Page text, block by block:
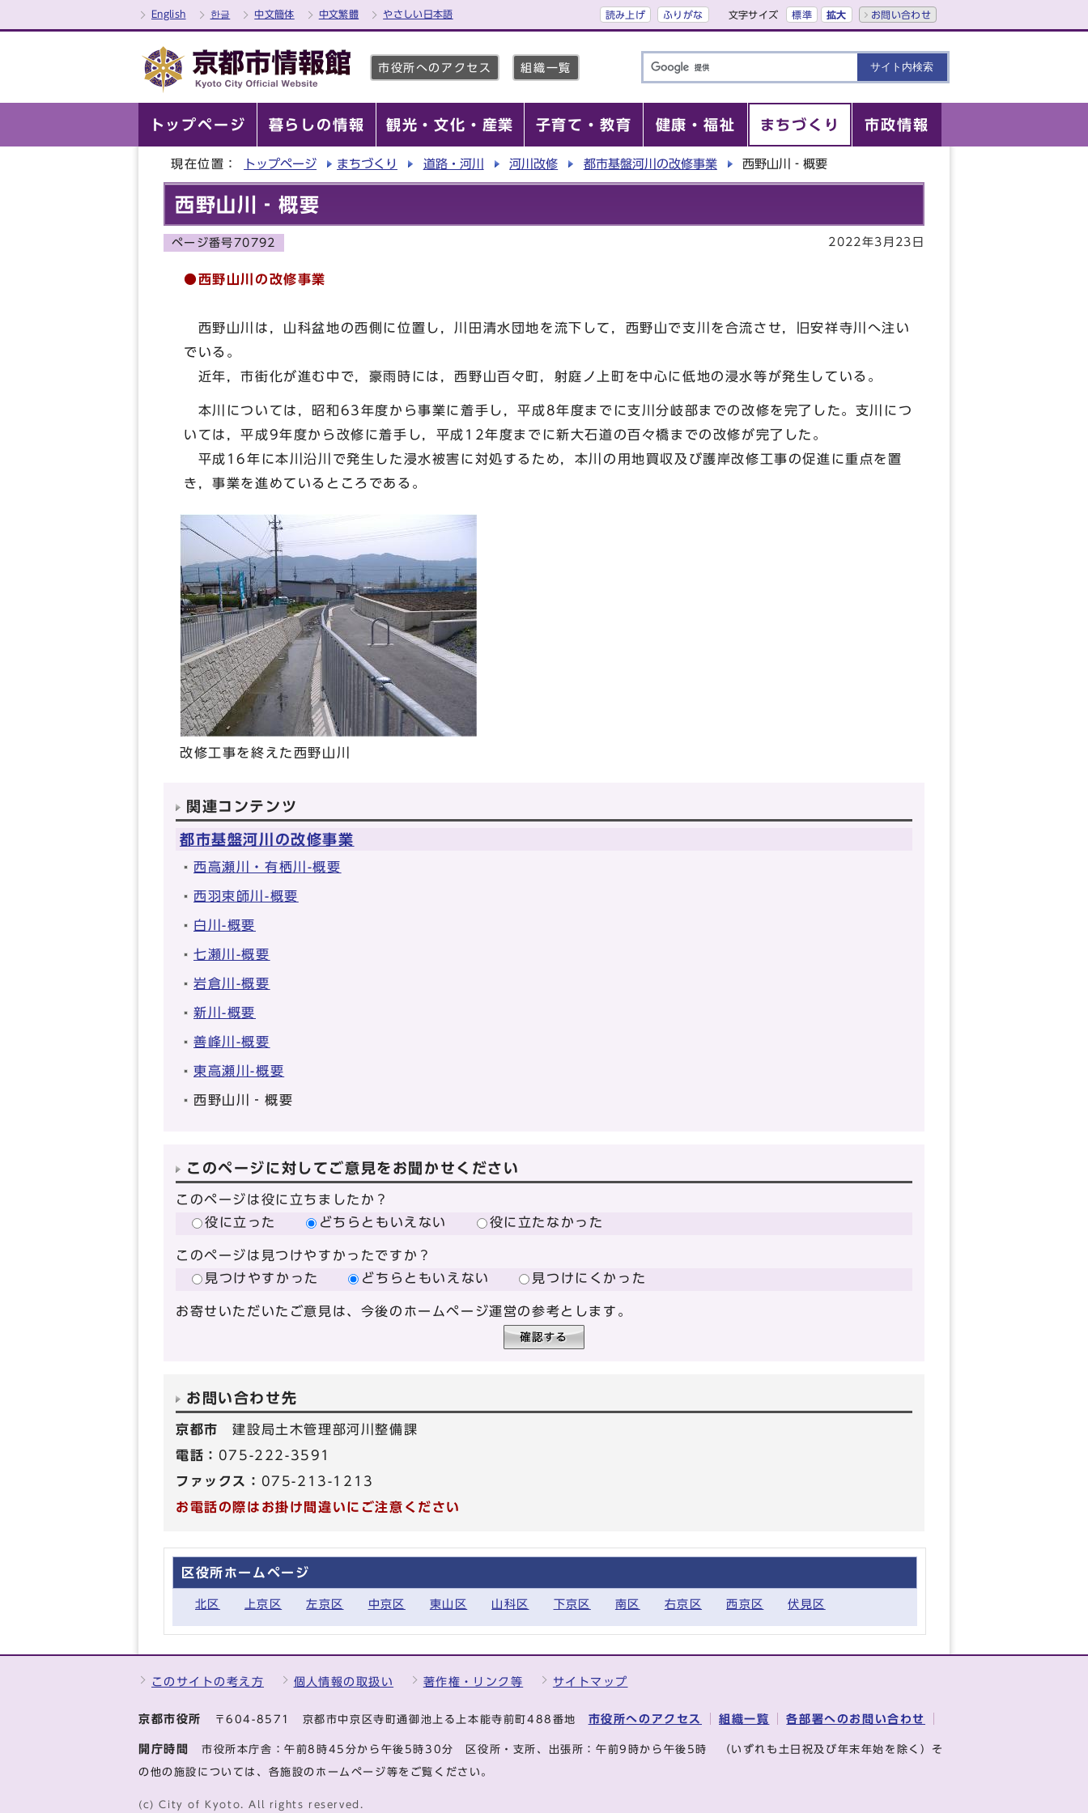
English 한글 中文簡体 中文繁體 やさしい日本語 読み上げ ふりがな 文字サイズ 標準 拡大 お問い合わせ
市役所へのアクセス 組織一覧
トップページ 暮らしの情報 観光・文化・産業 子育て・教育 健康・福祉 まちづくり 市政情報
現在位置： トップページ まちづくり 道路・河川 河川改修 都市基盤河川の改修事業 西野山川‐概要
西野山川‐概要
ページ番号70792 2022年3月23日
●西野山川の改修事業
西野山川は，山科盆地の西側に位置し，川田清水団地を流下して，西野山で支川を合流させ，旧安祥寺川へ注い
でいる。
近年，市街化が進む中で，豪雨時には，西野山百々町，射庭ノ上町を中心に低地の浸水等が発生している。
本川については，昭和63年度から事業に着手し，平成8年度までに支川分岐部までの改修を完了した。支川につ
いては，平成9年度から改修に着手し，平成12年度までに新大石道の百々橋までの改修が完了した。
平成16年に本川沿川で発生した浸水被害に対処するため，本川の用地買収及び護岸改修工事の促進に重点を置
き，事業を進めているところである。
改修工事を終えた西野山川
関連コンテンツ
都市基盤河川の改修事業
西高瀬川・有栖川-概要
西羽束師川-概要
白川-概要
七瀬川-概要
岩倉川-概要
新川-概要
善峰川-概要
東高瀬川-概要
西野山川‐概要
このページに対してご意見をお聞かせください
このページは役に立ちましたか？
役に立った
どちらともいえない 役に立たなかった
このページは見つけやすかったですか？
見つけやすかった
どちらともいえない 見つけにくかった
お寄せいただいたご意見は、今後のホームページ運営の参考とします。
お問い合わせ先
京都市建設局土木管理部河川整備課
電話： 075-222-3591
ファックス： 075-213-1213
お電話の際はお掛け間違いにご注意ください
区役所ホームページ
北区 上京区 左京区 中京区 東山区 山科区 下京区 南区 右京区 西京区 伏見区
このサイトの考え方 個人情報の取扱い 著作権・リンク等 サイトマップ
京都市役所 〒604-8571 京都市中京区寺町通御池上る上本能寺前町488番地 市役所へのアクセス 組織一覧 各部署へのお問い合わせ
開庁時間 市役所本庁舎：午前8時45分から午後5時30分 区役所・支所、出張所：午前9時から午後5時 （いずれも土日祝及び年末年始を除く）そ
の他の施設については、各施設のホームページ等をご覧ください。
(c) City of Kyoto. All rights reserved.